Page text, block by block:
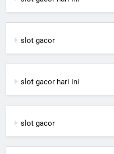
slot gacor
slot gacor hari ini
slot gacor